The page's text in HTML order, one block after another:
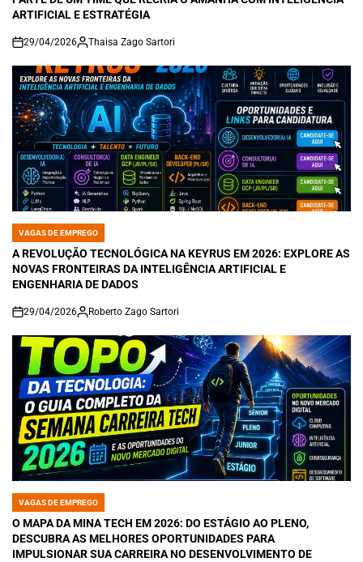
ARTIFICIAL E ESTRATÉGIA
on
29/04/2026 Thaisa Zago Sartori
POSTED
IN
VAGAS DE EMPREGO
A REVOLUÇÃO TECNOLÓGICA NA KEYRUS EM 2026: EXPLORE AS
NOVAS FRONTEIRAS DA INTELIGÊNCIA ARTIFICIAL E
ENGENHARIA DE DADOS
on
29/04/2026 Roberto Zago Sartori
POSTED
IN
VAGAS DE EMPREGO
O MAPA DA MINA TECH EM 2026: DO ESTÁGIO AO PLENO,
DESCUBRA AS MELHORES OPORTUNIDADES PARA
IMPULSIONAR SUA CARREIRA NO DESENVOLVIMENTO DE